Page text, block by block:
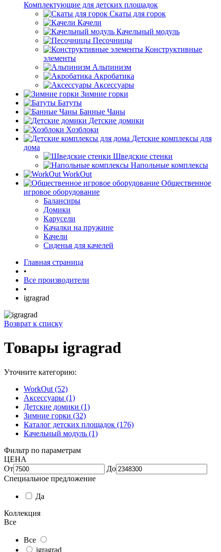
Комплектующие для детских площадок
Скаты для горок
Качели
Качельный модуль
Песочницы
Конструктивные
элементы
Альпинизм
Акробатика
Аксессуары
Зимние горки
Батуты
Банные Чаны
Детские домики
Хозблоки
Детские комплексы для
дома
Шведские стенки
Напольные комплексы
WorkOut
Общественное
игровое оборудование
Балансиры
Домики
Карусели
Качалки на пружине
Качели
Сиденья для качелей
Главная страница
•
Все производители
•
igragrad
Возврат к списку
Товары igragrad
Уточните категорию:
WorkOut (52)
Аксессуары (1)
Детские домики (1)
Зимние горки (32)
Каталог детских площадок (176)
Качельный модуль (1)
Фильтр по параметрам
ЦЕНА
От
До
Специальное предложение
Да
Коллекция
Все
Все
igragrad